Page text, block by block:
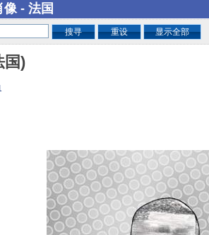
像 - 法国
搜寻 重设 显示全部
国)